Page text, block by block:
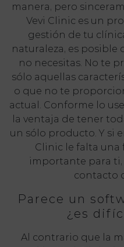
manera, pero
Vevi Clinic es un
gestión de tu
naturaleza, es posible
no necesitas. No te
sólo aquellas
o que no te
actual. Conforme lo
la ventaja de tener
un sólo producto. Y si
Clinic le falta
importante para ti,
contacto
Parece un
¿es
Al contrario que la